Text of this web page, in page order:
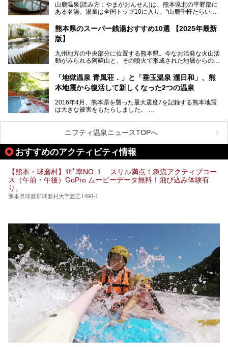
日、の合計8日間開催。今回は地元九州在住の筆者が、その
見所を徹底紹介。併せて、その他イベントや立ち寄り湯も併
山鹿温泉(読み方：やまがおんせん)は、熊本県北の平野部に
ある名湯。湯量は全国トップ10に入り、“山鹿千軒たらいな
泉質であり、お湯の良さにも定評があります。
今回は地元九州の温泉ライターの私が実際に入浴した中か
設・家族風呂の3パターンに分類し、合計10施設を厳選して
ご紹介。ぜひ、湯めぐりの参考にして下さいね！
熊本県のスーパー銭湯おすすめ10選 【2025年最新
版】
九州地方の中央部分に位置する熊本県。今なお活発な火山活
動がみられる阿蘇山と、その噴火で形成された地層からの湧
す。
そんな熊本県は、県内の至るところから温泉が湧いている温
泉県でもあります。山鹿温泉、玉名温泉、黒川温泉、人吉温
出すスーパー銭湯が豊富です。なかでも注目のスーパー銭湯
をピックアップしました。
「地獄温泉 青風荘．」と「垂玉温泉 瀧日和」、熊
本地震から復活して新しくなった2つの温泉
2016年4月、熊本県を襲った最大震度7を記録する熊本地震
は大きな被害をもたらしました。
阿蘇山麓の南阿蘇村の「地獄温泉 清風荘」、そして「清風
荘」から400mほど離れた「垂玉（たるたま）温泉 山口旅
館」の2軒は、この地震による土砂崩れなどのために、一時
期は孤立状態に。もしかしたらこの時のニュースで、「地獄
温泉」と「垂玉温泉」の名前を知った人もいるかもしれませ
ん。
この2軒は今どうなっているのでしょうか。実は現在は「地
獄温泉 青風荘．」「垂玉温泉 瀧日和」として営業を再開し
します。
ニフティ温泉ニュースTOPへ
おすすめのアクティビティ情報
【熊本・球磨村】ﾘﾋﾟ率NO.１ スリル満点！急流アクティブコー
ス（午前・午後）GoPro ムービーデータ無料！飛び込み体験有
り。
熊本県球磨郡球磨村大字渡乙1498-1